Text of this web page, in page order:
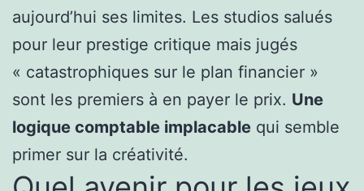
aujourd’hui ses limites. Les studios salués
pour leur prestige critique mais jugés
« catastrophiques sur le plan financier »
sont les premiers à en payer le prix. Une
logique comptable implacable qui semble
primer sur la créativité.